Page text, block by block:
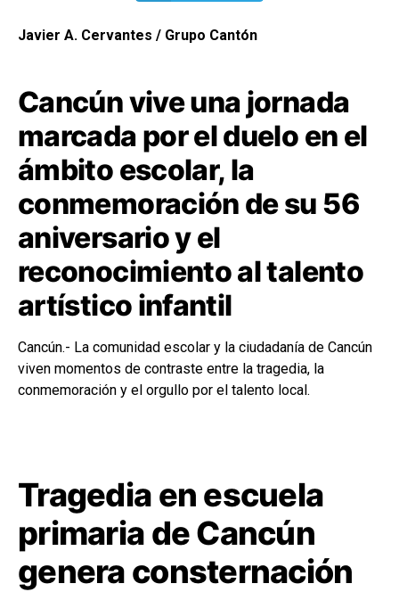
Javier A. Cervantes / Grupo Cantón
Cancún vive una jornada
marcada por el duelo en el
ámbito escolar, la
conmemoración de su 56
aniversario y el
reconocimiento al talento
artístico infantil
Cancún.- La comunidad escolar y la ciudadanía de Cancún
viven momentos de contraste entre la tragedia, la
conmemoración y el orgullo por el talento local.
Tragedia en escuela
primaria de Cancún
genera consternación